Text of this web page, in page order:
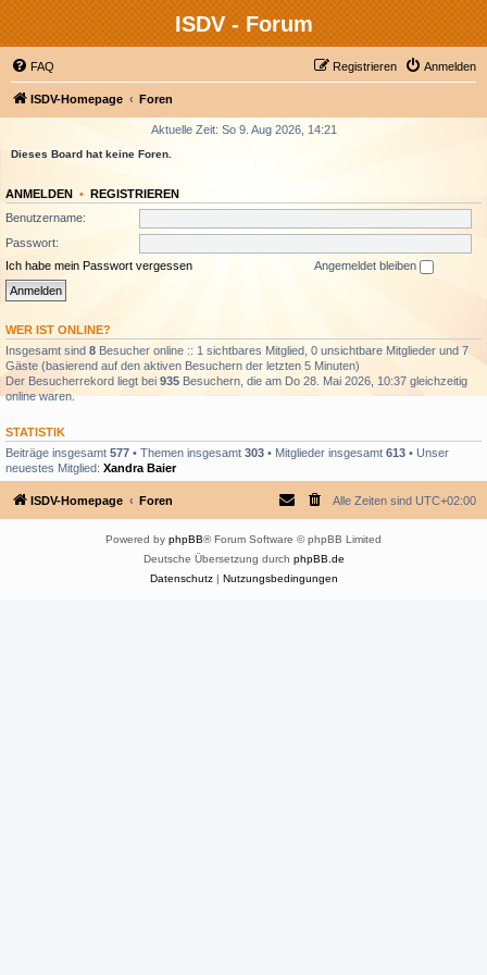
ISDV - Forum
FAQ Anmelden
Registrieren
ISDV-Homepage Foren
Aktuelle Zeit: So 9. Aug 2026, 14:21
Dieses Board hat keine Foren.
ANMELDEN • REGISTRIEREN
Benutzername:
Passwort:
Ich habe mein Passwort vergessen
Angemeldet bleiben
WER IST ONLINE?
Insgesamt sind 8 Besucher online :: 1 sichtbares Mitglied, 0 unsichtbare Mitglieder und 7
Gäste (basierend auf den aktiven Besuchern der letzten 5 Minuten)
Der Besucherrekord liegt bei 935 Besuchern, die am Do 28. Mai 2026, 10:37 gleichzeitig
online waren.
STATISTIK
Beiträge insgesamt 577 • Themen insgesamt 303 • Mitglieder insgesamt 613 • Unser
neuestes Mitglied: Xandra Baier
ISDV-Homepage Foren Alle Zeiten sind UTC+02:00
Powered by phpBB® Forum Software © phpBB Limited
Deutsche Übersetzung durch phpBB.de
Datenschutz| Nutzungsbedingungen